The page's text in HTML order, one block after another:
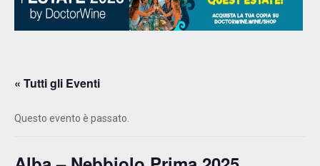
« Tutti gli Eventi
Questo evento è passato.